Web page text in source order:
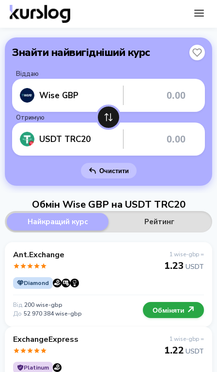
Знайти найвигідніший курс
Віддаю
Wise GBP
Отримую
USDT TRC20
Очистити
Обмін Wise GBP на USDT TRC20
Найкращий курс Рейтинг
Ant.Exchange
Diamond
1 wise-gbp =
1.23 USDT
Від 200 wise-gbp
До 52 970 384 wise-gbp Обміняти
ExchangeExpress
Platinum
1 wise-gbp =
1.22 USDT